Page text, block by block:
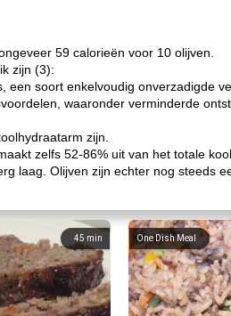
59 calorieën voor 10 olijven.
zijn (3):
een soort enkelvoudig onverzadigde
waaronder verminderde
zijn.
zelfs 52-86% uit van het totale
laag. Olijven zijn echter nog steeds
45 min One Dish Meal